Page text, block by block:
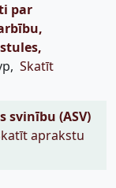
par
Skatīt
svinību (ASV)
aprakstu